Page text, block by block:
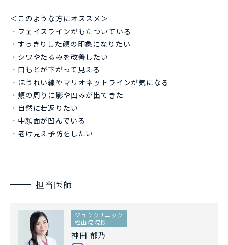
＜このような方にオススメ＞
フェイスラインがもたついている
すっきりした顔の印象になりたい
シワやたるみを改善したい
口もとが下がって見える
ほうれい線やマリオネットラインが気になる
頬の周りに影や凹みが出てきた
自然に若返りたい
中顔面が凹んでいる
老け見え予防をしたい
担当医師
ジョウクリニック
松山院 院長
神田 郁乃